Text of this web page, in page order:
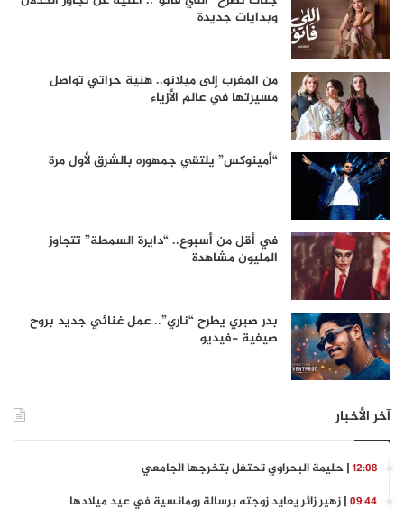
وبدايات جديدة
من المغرب إلى ميلانو.. هنية حراتي تواصل
مسيرتها في عالم الأزياء
“أمينوكس” يلتقي جمهوره بالشرق لأول مرة
في أقل من أسبوع.. “دايرة السمطة” تتجاوز
المليون مشاهدة
بدر صبري يطرح “ناري”.. عمل غنائي جديد بروح
صيفية -فيديو
آخر الأخبار
12:08 | حليمة البحراوي تحتفل بتخرجها الجامعي
09:44 | زهير زائر يعايد زوجته برسالة رومانسية في عيد ميلادها